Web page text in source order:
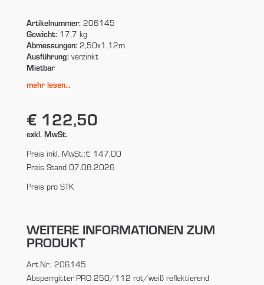
Artikelnummer:206145
Gewicht:17,7 kg
Abmessungen:2,50x1,12m
Ausführung:verzinkt
Mietbar
mehr lesen...
€ 122,50
exkl. MwSt.
Preis inkl. MwSt.:€ 147,00
Preis Stand 07.08.2026
Preis pro STK
WEITERE INFORMATIONEN ZUM
PRODUKT
Art.Nr.: 206145
Absperrgitter PRO 250/112 rot/weiß reflektierend